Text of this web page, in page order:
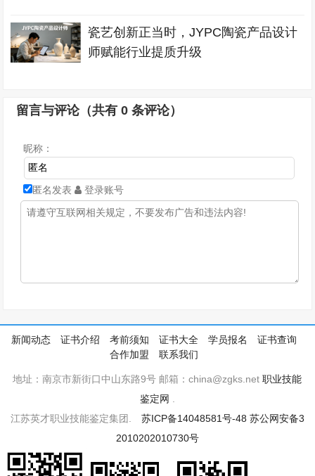
瓷艺创新正当时，JYPC陶瓷产品设计
师赋能行业提质升级
留言与评论（共有0 条评论）
昵称：
匿名发表 登录账号
新闻动态 证书介绍 考前须知 证书大全 学员报名
证书查询
合作加盟
联系我们
地址：南京市新街口中山东路9号 邮箱：china@zgks.net职业技能
鉴定网
江苏英才职业技能鉴定集团. 苏ICP备14048581号-48 苏公网安备3
2010202010730号